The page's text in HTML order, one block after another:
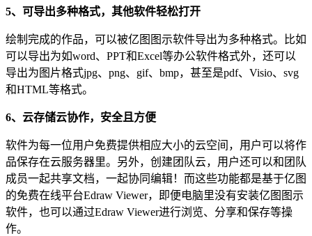
5、可导出多种格式，其他软件轻松打开
绘制完成的作品，可以被亿图图示软件导出为多种格式。比如
可以导出为如word、PPT和Excel等办公软件格式外，还可以
导出为图片格式jpg、png、gif、bmp，甚至是pdf、Visio、svg
和HTML等格式。
6、云存储云协作，安全且方便
软件为每一位用户免费提供相应大小的云空间，用户可以将作
品保存在云服务器里。另外，创建团队云，用户还可以和团队
成员一起共享文档，一起协同编辑！而这些功能都是基于亿图
的免费在线平台Edraw Viewer，即便电脑里没有安装亿图图示
软件，也可以通过Edraw Viewer进行浏览、分享和保存等操
作。